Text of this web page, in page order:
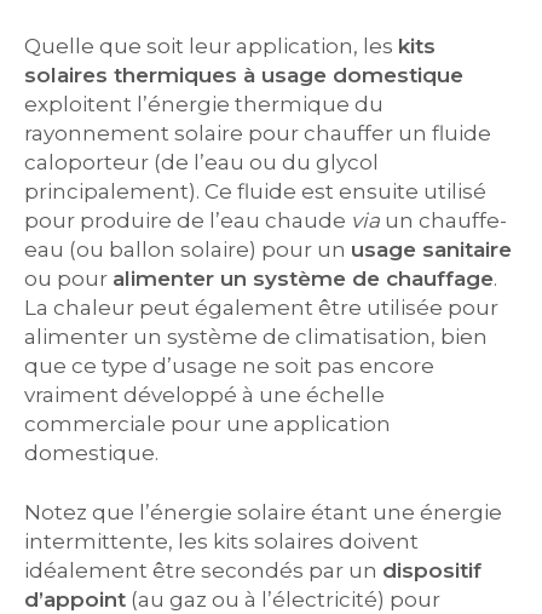
Quelle que soit leur application, les kits
solaires thermiques à usage domestique
exploitent l’énergie thermique du
rayonnement solaire pour chauffer un fluide
caloporteur (de l’eau ou du glycol
principalement). Ce fluide est ensuite utilisé
pour produire de l’eau chaude via un chauffe-
eau (ou ballon solaire) pour un usage sanitaire
ou pour alimenter un système de chauffage.
La chaleur peut également être utilisée pour
alimenter un système de climatisation, bien
que ce type d’usage ne soit pas encore
vraiment développé à une échelle
commerciale pour une application
domestique.
Notez que l’énergie solaire étant une énergie
intermittente, les kits solaires doivent
idéalement être secondés par un dispositif
d’appoint (au gaz ou à l’électricité) pour